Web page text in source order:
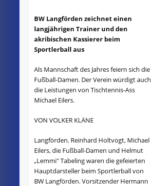
BW Langförden zeichnet einen
langjährigen Trainer und den
akribischen Kassierer beim
Sportlerball aus
Als Mannschaft des Jahres feiern sich die
Fußball-Damen. Der Verein würdigt auch
die Leistungen von Tischtennis-Ass
Michael Eilers.
VON VOLKER KLÄNE
Langförden. Reinhard Holtvogt, Michael
Eilers, die Fußball-Damen und Helmut
„Lemmi" Tabeling waren die gefeierten
Hauptdarsteller beim Sportlerball von
BW Langförden. Vorsitzender Hermann